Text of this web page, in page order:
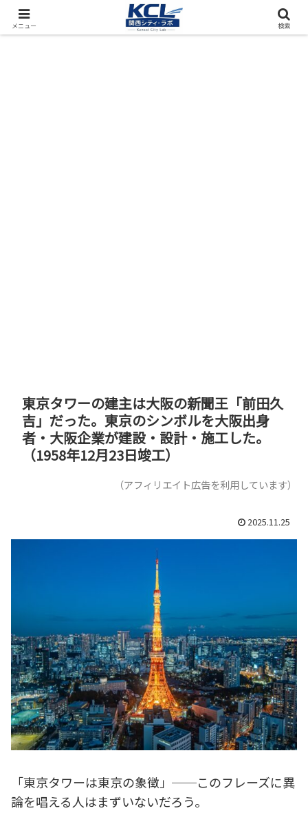
都市再開発をフィールド調査（累計アクセス数4000万PV）
東京タワーの建主は大阪の新聞王「前田久
吉」だった。東京のシンボルを大阪出身
者・大阪企業が建設・設計・施工した。
（1958年12月23日竣工）
（アフィリエイト広告を利用しています）
2025.11.25
「東京タワーは東京の象徴」──このフレーズに異
論を唱える人はまずいないだろう。
メニュー 検索